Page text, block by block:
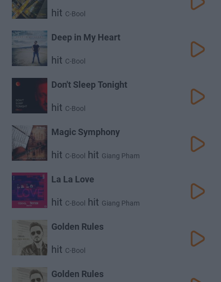
hit C-Bool
Deep in My Heart
hit C-Bool
Don't Sleep Tonight
hit C-Bool
Magic Symphony
hit C-Bool hit Giang Pham
La La Love
hit C-Bool hit Giang Pham
Golden Rules
hit C-Bool
Golden Rules